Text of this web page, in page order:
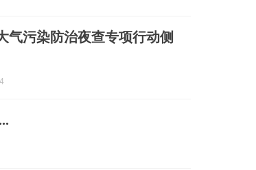
气污染防治夜查专项行动侧